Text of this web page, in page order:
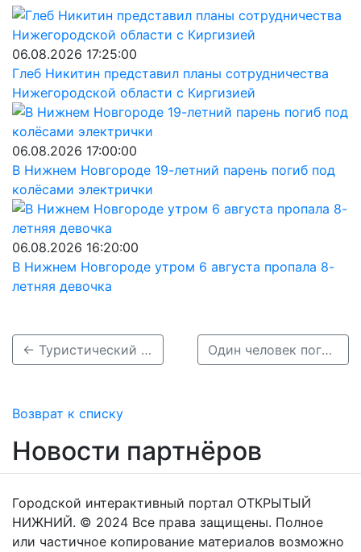
06.08.2026 17:25:00
Глеб Никитин представил планы сотрудничества
Нижегородской области с Киргизией
06.08.2026 17:00:00
В Нижнем Новгороде 19-летний парень погиб под
колёсами электрички
06.08.2026 16:20:00
В Нижнем Новгороде утром 6 августа пропала 8-
летняя девочка
← Туристический автобус опрокинулся в кювет в Гагинском районе Один человек погиб и двое пострадали в ДТП на трассе в Богородском районе →
Возврат к списку
Новости партнёров
Городской интерактивный портал ОТКРЫТЫЙ
НИЖНИЙ. © 2024 Все права защищены. Полное
или частичное копирование материалов возможно